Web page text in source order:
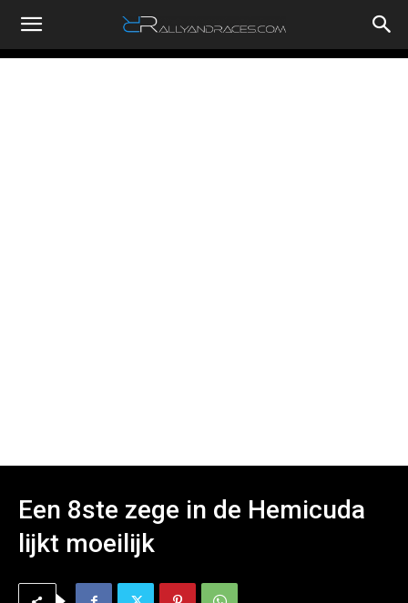
RallyandRaces.com
Een 8ste zege in de Hemicuda
lijkt moeilijk